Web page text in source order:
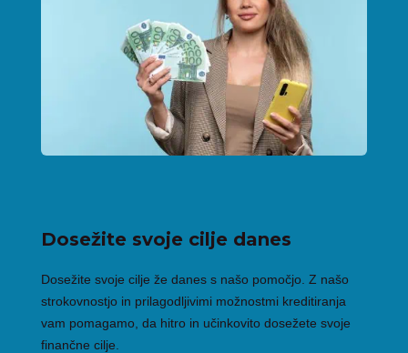
Dosežite svoje cilje danes
Dosežite svoje cilje že danes s našo pomočjo. Z našo
strokovnostjo in prilagodljivimi možnostmi kreditiranja
vam pomagamo, da hitro in učinkovito dosežete svoje
finančne cilje.